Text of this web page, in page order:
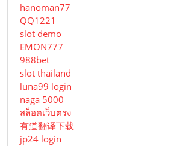
hanoman77
QQ1221
slot demo
EMON777
988bet
slot thailand
luna99 login
naga 5000
สล็อตเว็บตรง
有道翻译下载
jp24 login